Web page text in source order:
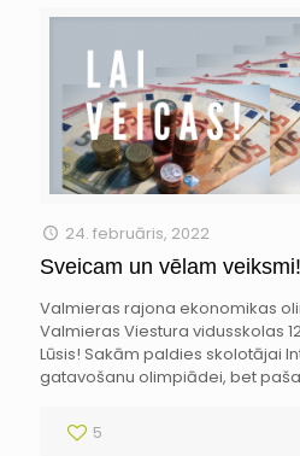
24. februāris, 2022
Sveicam un vēlam veiksmi!
Valmieras rajona ekonomikas
Valmieras Viestura vidusskolas
Lūsis! Sakām paldies skolotājai
gatavošanu olimpiādei, bet
5